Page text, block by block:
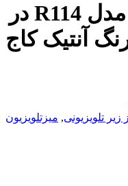
میز تلویزیون چوبی مدل R114 در
زیر تلویزیونی, میزتلویزیون